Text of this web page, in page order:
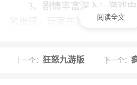
3、剧情丰富深入：游戏
紧张感，玩家在游戏中将参与
4、剧情战役：丰富剧情
阅读全文
上一个： 狂怒九游版 下一个：